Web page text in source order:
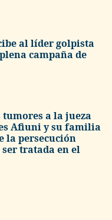
al líder golpista
campaña de
tumores a la jueza
Afiuni y su familia
la persecución
tratada en el